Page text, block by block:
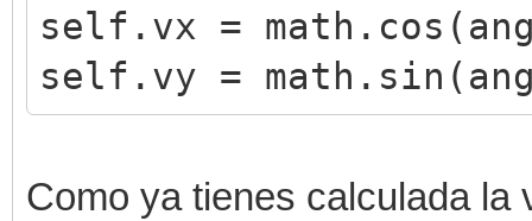
self.vx =
self.vy =
Como ya tienes calculada